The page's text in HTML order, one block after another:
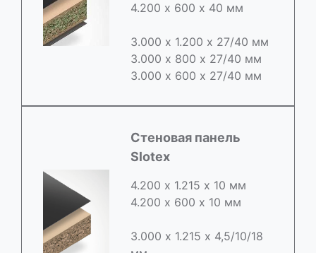
4.200 х 600 х 40 мм
3.000 х 1.200 х 27/40 мм
3.000 х 800 х 27/40 мм
3.000 х 600 х 27/40 мм
Стеновая панель
Slotex
4.200 х 1.215 х 10 мм
4.200 х 600 х 10 мм
3.000 х 1.215 х 4,5/10/18